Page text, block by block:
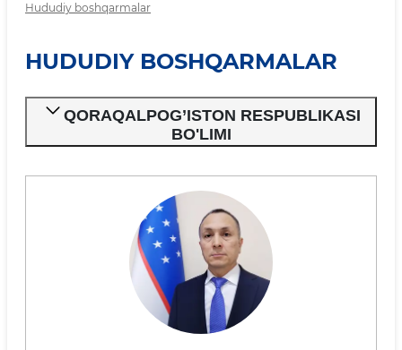
Hududiy boshqarmalar
HUDUDIY BOSHQARMALAR
QORAQALPOG’ISTON RESPUBLIKASI
BO'LIMI